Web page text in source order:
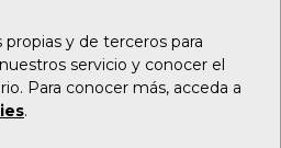
y de terceros para
servicio y conocer el
Para conocer más, acceda a
.